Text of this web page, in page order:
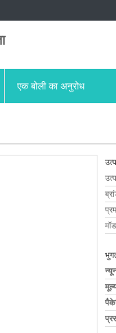
एक बोली का अनुरोध